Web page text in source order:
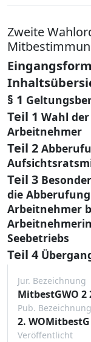
Zweite
§ 1
Teil 1 Wahl
Arbeitnehmer
Teil 2
Teil 3
die
Arbeitnehmer
Seebetriebs
Teil 4
Jur. Bezeichnung
MitbestGWO 2
Pub. Bezeichnung
2. WOMitbestG
Veröffentlicht